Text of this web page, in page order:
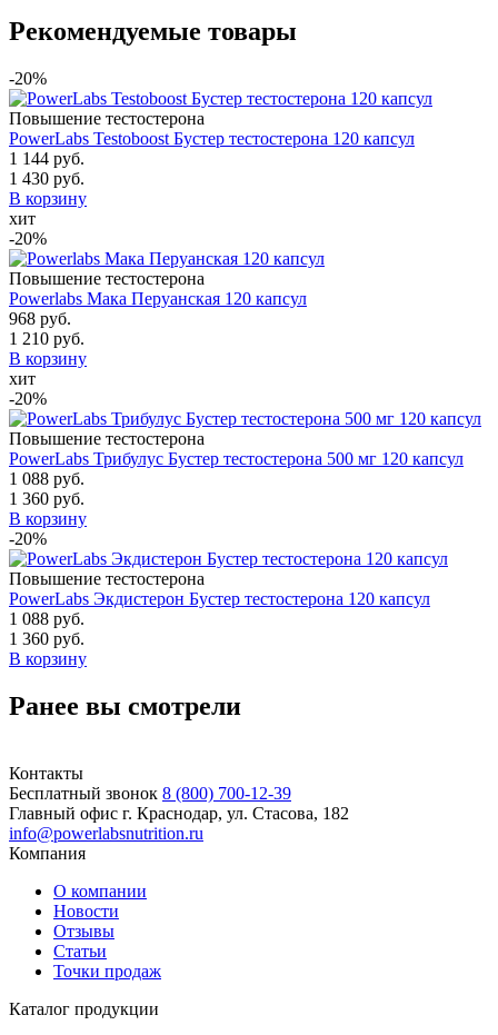
Рекомендуемые товары
-20%
Повышение тестостерона
PowerLabs Testoboost Бустер тестостерона 120 капсул
1 144 руб.
1 430 руб.
В корзину
хит
-20%
Повышение тестостерона
Powerlabs Мака Перуанская 120 капсул
968 руб.
1 210 руб.
В корзину
хит
-20%
Повышение тестостерона
PowerLabs Трибулус Бустер тестостерона 500 мг 120 капсул
1 088 руб.
1 360 руб.
В корзину
-20%
Повышение тестостерона
PowerLabs Экдистерон Бустер тестостерона 120 капсул
1 088 руб.
1 360 руб.
В корзину
Ранее вы смотрели
Контакты
Бесплатный звонок 8 (800) 700-12-39
Главный офис г. Краснодар, ул. Стасова, 182
info@powerlabsnutrition.ru
Компания
О компании
Новости
Отзывы
Статьи
Точки продаж
Каталог продукции